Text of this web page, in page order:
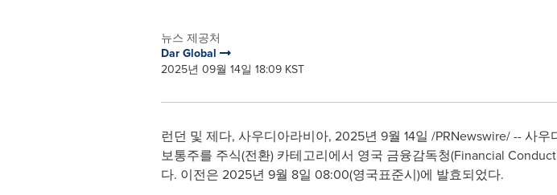
뉴스 제공처
Dar Global
2025년 09월 14일 18:09 KST
런던 및 제다, 사우디아라비아, 2025년 9월 14일 /PRNewswire/ -- 사우
보통주를 주식(전환) 카테고리에서 영국 금융감독청(Financial
다. 이전은 2025년 9월 8일 08:00(영국표준시)에 발효되었다.